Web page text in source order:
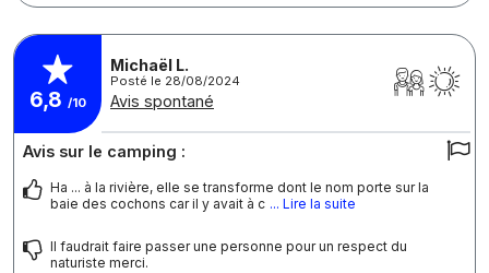
6,8 /10
Michaël L.
Posté le 28/08/2024
Avis spontané
Avis sur le camping :
Ha ... à la rivière, elle se transforme dont le nom porte sur la
baie des cochons car il y avait à c ... Lire la suite
Il faudrait faire passer une personne pour un respect du
naturiste merci.